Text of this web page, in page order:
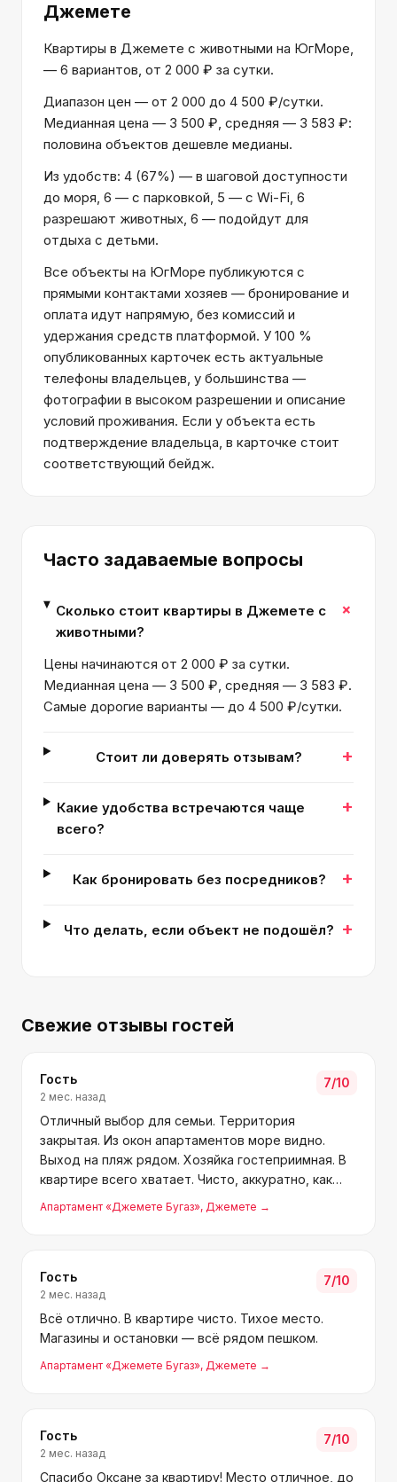
Джемете
Квартиры в Джемете с животными на ЮгМоре,
— 6 вариантов, от 2 000 ₽ за сутки.
Диапазон цен — от 2 000 до 4 500 ₽/сутки.
Медианная цена — 3 500 ₽, средняя — 3 583 ₽:
половина объектов дешевле медианы.
Из удобств: 4 (67%) — в шаговой доступности
до моря, 6 — с парковкой, 5 — с Wi-Fi, 6
разрешают животных, 6 — подойдут для
отдыха с детьми.
Все объекты на ЮгМоре публикуются с
прямыми контактами хозяев — бронирование и
оплата идут напрямую, без комиссий и
удержания средств платформой. У 100 %
опубликованных карточек есть актуальные
телефоны владельцев, у большинства —
фотографии в высоком разрешении и описание
условий проживания. Если у объекта есть
подтверждение владельца, в карточке стоит
соответствующий бейдж.
Часто задаваемые вопросы
Сколько стоит квартиры в Джемете с
животными?
+
Цены начинаются от 2 000 ₽ за сутки.
Медианная цена — 3 500 ₽, средняя — 3 583 ₽.
Самые дорогие варианты — до 4 500 ₽/сутки.
Стоит ли доверять отзывам? +
Какие удобства встречаются чаще
всего?
+
Как бронировать без посредников? +
Что делать, если объект не подошёл? +
Свежие отзывы гостей
Гость
2 мес. назад
7/10
Отличный выбор для семьи. Территория
закрытая. Из окон апартаментов море видно.
Выход на пляж рядом. Хозяйка гостеприимная. В
квартире всего хватает. Чисто, аккуратно, как
Апартамент «Джемете Бугаз», Джемете →
Гость
2 мес. назад
7/10
Всё отлично. В квартире чисто. Тихое место.
Магазины и остановки — всё рядом пешком.
Апартамент «Джемете Бугаз», Джемете →
Гость
2 мес. назад
7/10
Спасибо Оксане за квартиру! Место отличное, до